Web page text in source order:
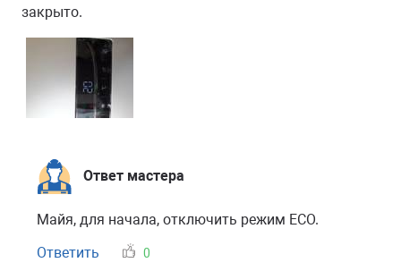
закрыто.
Ответ мастера
Майя, для начала, отключить режим ECO.
Ответить
0